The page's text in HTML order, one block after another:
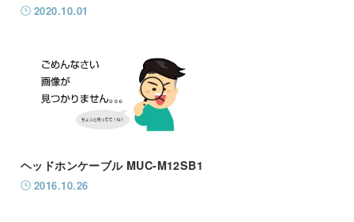
2020.10.01
ヘッドホンケーブル MUC-M12SB1
2016.10.26